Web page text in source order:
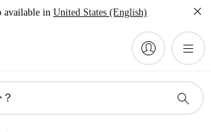
available in United States (English)